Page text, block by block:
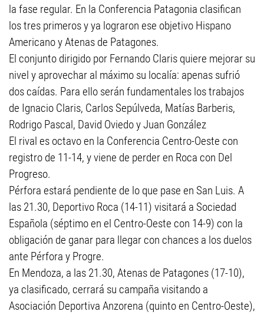
la fase regular. En la Conferencia Patagonia clasifican
los tres primeros y ya lograron ese objetivo Hispano
Americano y Atenas de Patagones.
El conjunto dirigido por Fernando Claris quiere mejorar su
nivel y aprovechar al máximo su localía: apenas sufrió
dos caídas. Para ello serán fundamentales los trabajos
de Ignacio Claris, Carlos Sepúlveda, Matías Barberis,
Rodrigo Pascal, David Oviedo y Juan González
El rival es octavo en la Conferencia Centro-Oeste con
registro de 11-14, y viene de perder en Roca con Del
Progreso.
Pérfora estará pendiente de lo que pase en San Luis. A
las 21.30, Deportivo Roca (14-11) visitará a Sociedad
Española (séptimo en el Centro-Oeste con 14-9) con la
obligación de ganar para llegar con chances a los duelos
ante Pérfora y Progre.
En Mendoza, a las 21.30, Atenas de Patagones (17-10),
ya clasificado, cerrará su campaña visitando a
Asociación Deportiva Anzorena (quinto en Centro-Oeste),